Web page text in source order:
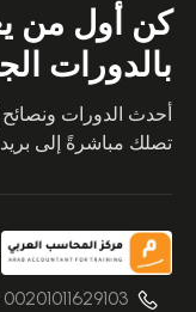
كن أول من
بالدورات
أحدث الدورات ونصائح
تصلك مباشرةً إلى
00201011629103